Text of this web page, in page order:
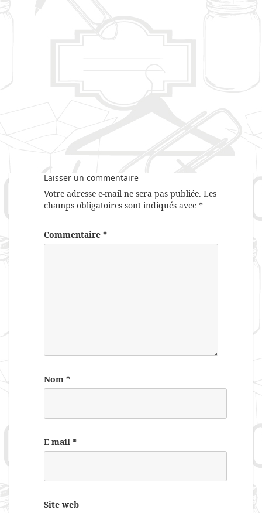
Laisser un commentaire
Votre adresse e-mail ne sera pas publiée. Les
champs obligatoires sont indiqués avec *
Commentaire *
Nom *
E-mail *
Site web